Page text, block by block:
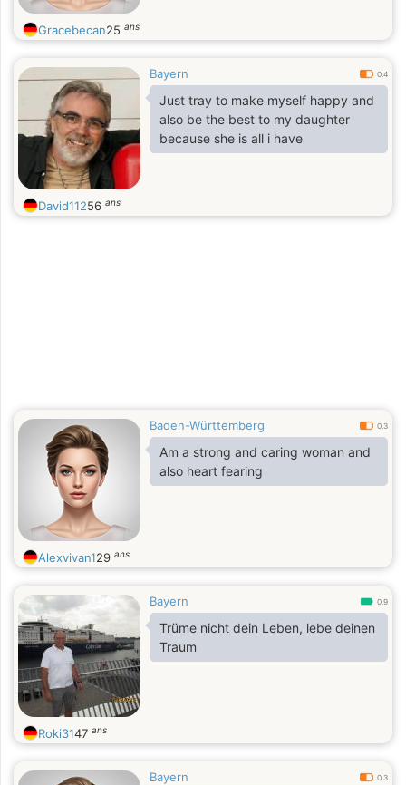
Gracebecan25 ans
Bayern 0.4
Just tray to make myself happy and
also be the best to my daughter
because she is all i have
David11256 ans
Baden-Württemberg 0.3
Am a strong and caring woman and
also heart fearing
Alexvivan129 ans
Bayern 0.9
Trüme nicht dein Leben, lebe deinen
Traum
Roki3147 ans
Bayern 0.3